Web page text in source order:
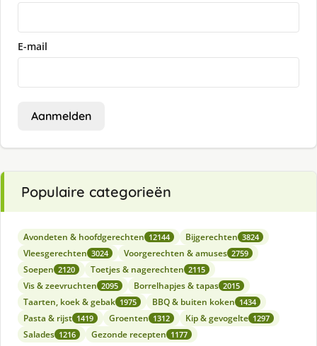
E-mail
Aanmelden
Populaire categorieën
Avondeten & hoofdgerechten 12144 Bijgerechten 3824
Vleesgerechten 3024 Voorgerechten & amuses 2759
Soepen 2120 Toetjes & nagerechten 2115
Vis & zeevruchten 2095 Borrelhapjes & tapas 2015
Taarten, koek & gebak 1975 BBQ & buiten koken 1434
Pasta & rijst 1419 Groenten 1312 Kip & gevogelte 1297
Salades 1216 Gezonde recepten 1177